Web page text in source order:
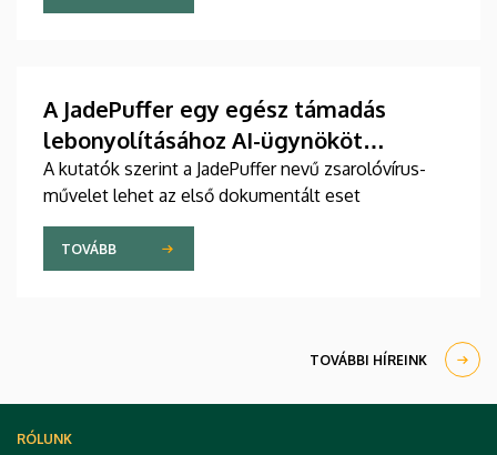
A JadePuffer egy egész támadás
lebonyolításához AI-ügynököt
használt
A kutatók szerint a JadePuffer nevű zsarolóvírus-
művelet lehet az első dokumentált eset
TOVÁBB
TOVÁBBI HÍREINK
RÓLUNK